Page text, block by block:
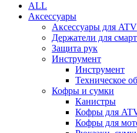
ALL
Аксессуары
Аксессуары для ATV
Держатели для
Защита рук
Инструмент
Инструмент
Техническое
Кофры и сумки
Канистры
Кофры для
Кофры для